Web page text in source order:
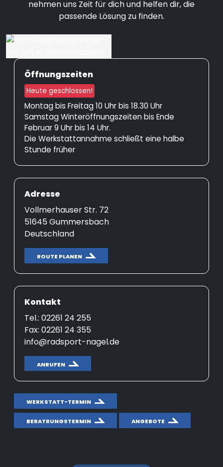
nehmen uns Zeit für dich und helfen dir, die
passende Lösung zu finden.
Öffnungszeiten
Heute geschlossen!
Montag bis Freitag 10 Uhr bis 18.30 Uhr
Samstag Winteröffnungszeiten bis Ende
Februar 9 Uhr bis 14 Uhr.
Die Werkstattannahme schließt eine halbe
Stunde früher
Adresse
Vollmerhauser Str. 72
51645 Gummersbach
Deutschland
ROUTE PLANEN
Kontakt
Tel.: 02261 24 255
Fax: 02261 24 355
info@radsport-nagel.de
ANRUFEN
WERKSTATT-TERMIN
BERATRUNGSTERMIN ANGEBOTE